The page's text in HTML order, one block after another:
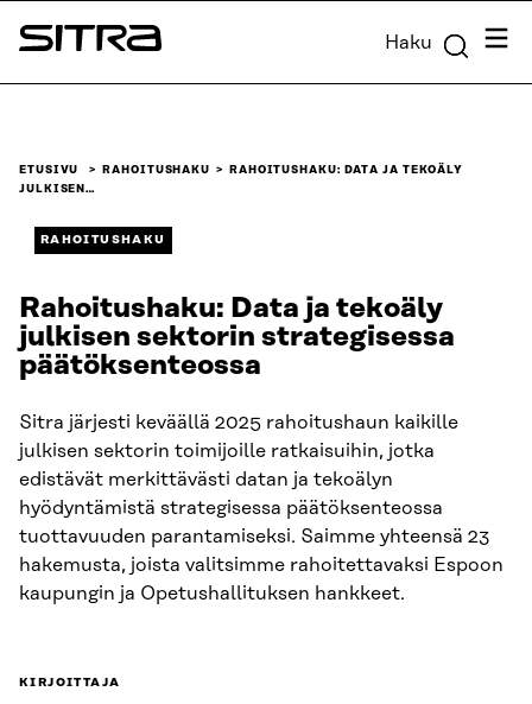
Siirry
suoraan
Sitra Haku
ETUSIVU RAHOITUSHAKU
RAHOITUSHAKU: DATA JA TEKOÄLY
JULKISEN…
RAHOITUSHAKU
Rahoitushaku: Data ja tekoäly
julkisen sektorin strategisessa
päätöksenteossa
Sitra järjesti keväällä 2025 rahoitushaun kaikille
julkisen sektorin toimijoille ratkaisuihin, jotka
edistävät merkittävästi datan ja tekoälyn
hyödyntämistä strategisessa päätöksenteossa
tuottavuuden parantamiseksi. Saimme yhteensä 23
hakemusta, joista valitsimme rahoitettavaksi Espoon
kaupungin ja Opetushallituksen hankkeet.
KIRJOITTAJA